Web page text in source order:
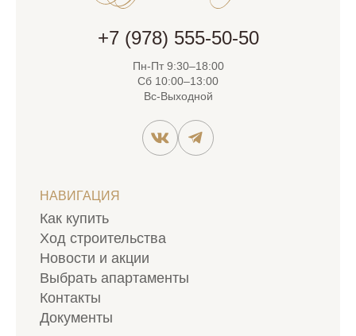
НАВИГАЦИЯ
Как купить
Ход строительства
Новости и акции
Выбрать апартаменты
Контакты
Документы
+7 (978) 555-50-50
Пн-Пт 9:30–18:00
Сб 10:00–13:00
Вс-Выходной